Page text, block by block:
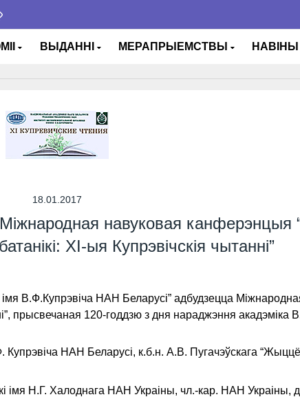
ВЫДАННІ МЕРАПРЫЕМСТВЫ НАВІНЫ
18.01.2017
навуковая
XI-ыя Купрэвічскія чытанні”
імя В.Ф.Купрэвіча НАН Беларусі” адбудзецца
прысвечаная 120-годдзю з дня нараджэння акадэміка
Купрэвіча НАН Беларусі, к.б.н. А.В. Пугачэўскага
імя Н.Г. Халоднага НАН Украіны, чл.-кар. НАН